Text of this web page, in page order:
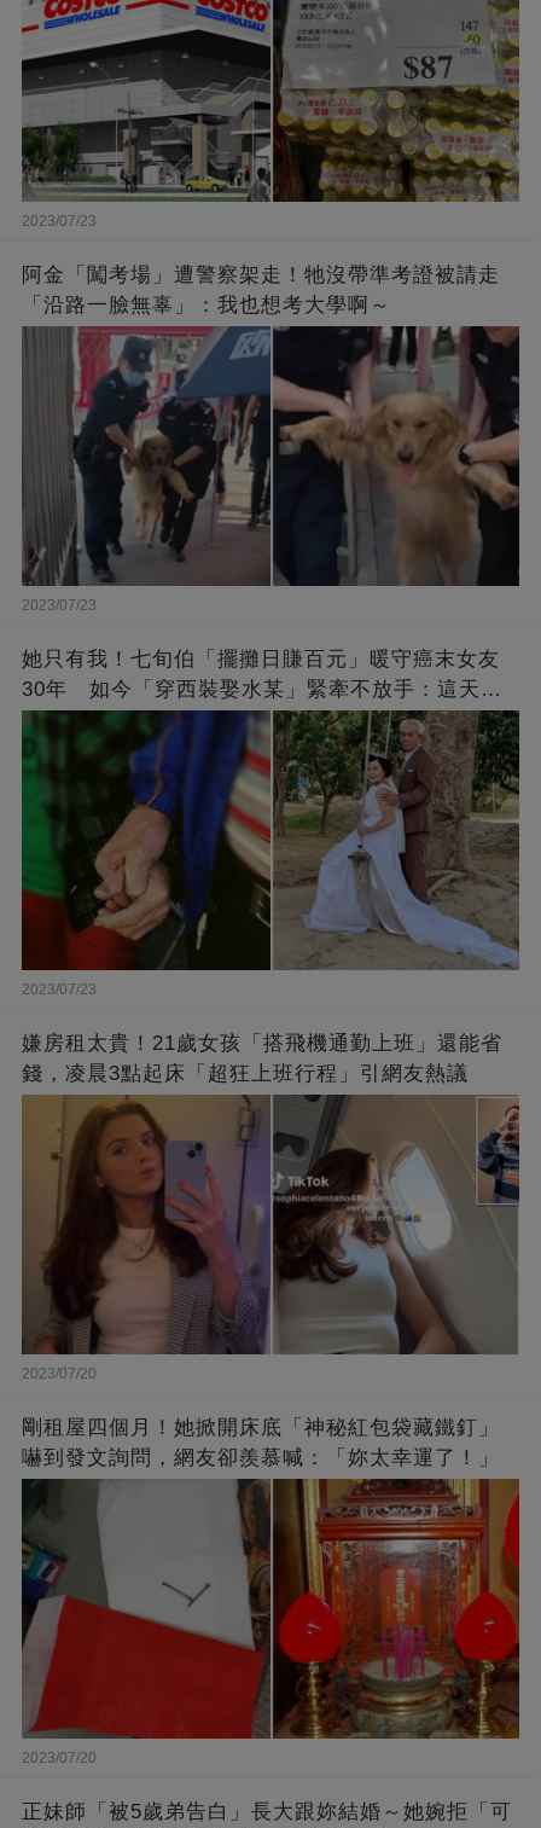
2023/07/23
阿金「闖考場」遭警察架走！牠沒帶準考證被請走
「沿路一臉無辜」：我也想考大學啊～
2023/07/23
她只有我！七旬伯「擺攤日賺百元」暖守癌末女友
30年 如今「穿西裝娶水某」緊牽不放手：這天等
了好久
2023/07/23
嫌房租太貴！21歲女孩「搭飛機通勤上班」還能省
錢，凌晨3點起床「超狂上班行程」引網友熱議
2023/07/20
剛租屋四個月！她掀開床底「神秘紅包袋藏鐵釘」
嚇到發文詢問，網友卻羨慕喊：「妳太幸運了！」
2023/07/20
正妹師「被5歲弟告白」長大跟妳結婚～她婉拒「可